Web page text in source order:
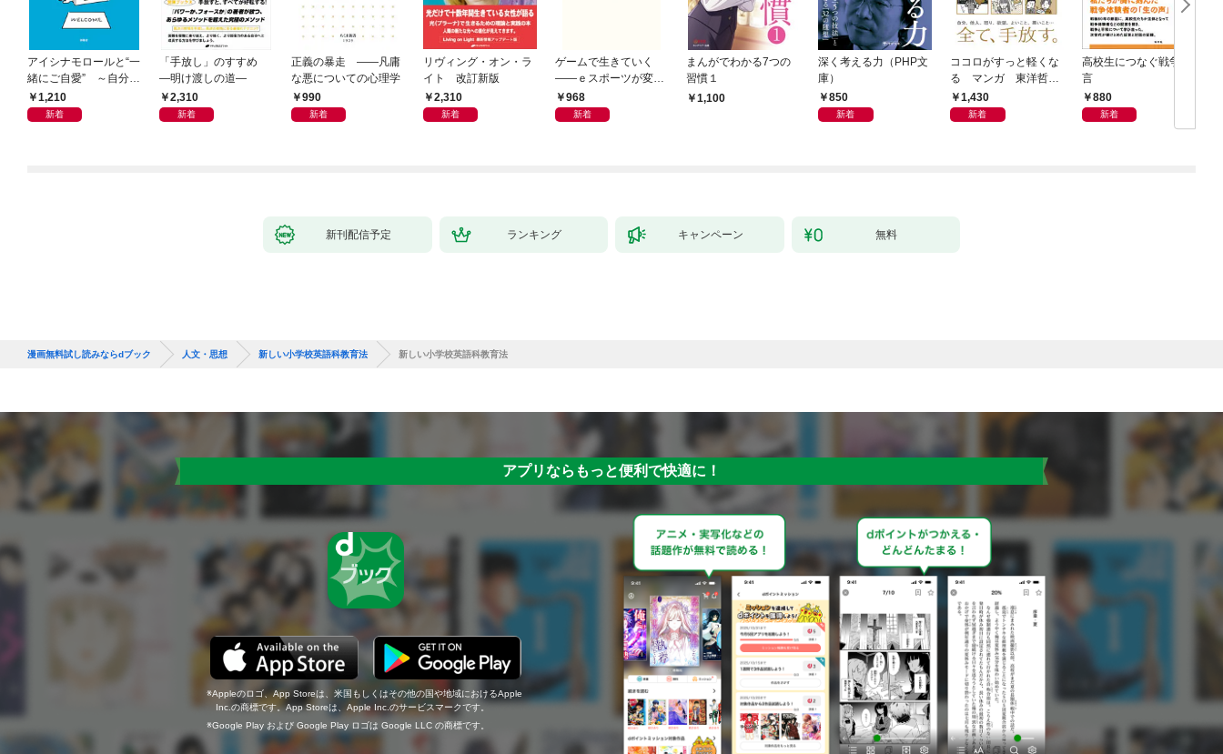
アイシナモロールと“一
緒にご自愛” ～自分を
好きになるための56の
コツ～
1,210
新着
「手放し」のすすめ
―明け渡しの道―
2,310
新着
正義の暴走 ――凡庸
な悪についての心理学
990
新着
リヴィング・オン・ラ
イト 改訂新版
2,310
新着
ゲームで生きていく
――ｅスポーツが変え
る教育とキャリア
968
新着
まんがでわかる7つの
習慣１
1,100
深く考える力（PHP文
庫）
850
新着
ココロがすっと軽くな
る マンガ 東洋哲学
大全1,430
新着
高校生につなぐ戦争証
言
880
新着
新刊配信予定 ランキング キャンペーン 無料
漫画無料試し読みならdブック 人文・思想 新しい小学校英語科教育法 新しい小学校英語科教育法
アプリならもっと便利で快適に！
Appleのロゴ、App Storeは、米国もしくはその他の国や地域におけるApple
Inc.の商標です。App Storeは、Apple Inc.のサービスマークです。
Google Play および Google Play ロゴは Google LLC の商標です。